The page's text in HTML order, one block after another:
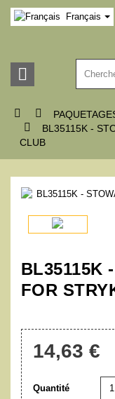
Français

 

BL35115K -
CLUB
BL35115K
FOR
14,63 €
Quantité